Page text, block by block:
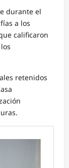
durante el
a los
calificaron
retenidos